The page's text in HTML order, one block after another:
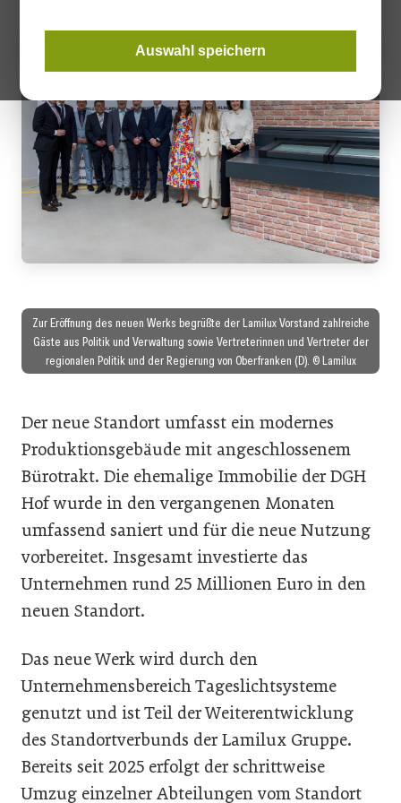
Auswahl speichern
Zur Eröffnung des neuen Werks begrüßte der Lamilux Vorstand zahlreiche
Gäste aus Politik und Verwaltung sowie Vertreterinnen und Vertreter der
regionalen Politik und der Regierung von Oberfranken (D). © Lamilux
Der neue Standort umfasst ein modernes
Produktionsgebäude mit angeschlossenem
Bürotrakt. Die ehemalige Immobilie der DGH
Hof wurde in den vergangenen Monaten
umfassend saniert und für die neue Nutzung
vorbereitet. Insgesamt investierte das
Unternehmen rund 25 Millionen Euro in den
neuen Standort.
Das neue Werk wird durch den
Unternehmensbereich Tageslichtsysteme
genutzt und ist Teil der Weiterentwicklung
des Standortverbunds der Lamilux Gruppe.
Bereits seit 2025 erfolgt der schrittweise
Umzug einzelner Abteilungen vom Standort